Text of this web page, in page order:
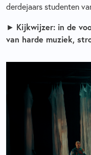
derdejaars studenten
► Kijkwijzer: in de
van harde muziek,